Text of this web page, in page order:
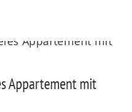
Appartement mit